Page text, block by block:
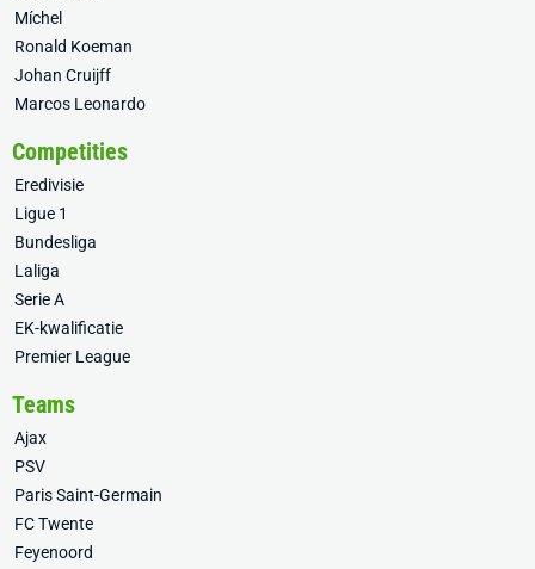
Míchel
Ronald Koeman
Johan Cruijff
Marcos Leonardo
Competities
Eredivisie
Ligue 1
Bundesliga
Laliga
Serie A
EK-kwalificatie
Premier League
Teams
Ajax
PSV
Paris Saint-Germain
FC Twente
Feyenoord